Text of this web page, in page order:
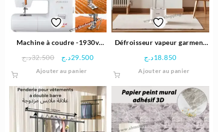
Machine à coudre -1930v
32.500د.ج
Le
était :
32.500د.ج.
29.500د.ج
Le
est :
29.500د.ج.
Ajouter au panier
Défroisseur vapeur garment
NRJ
18.850د.ج
Ajouter au panier